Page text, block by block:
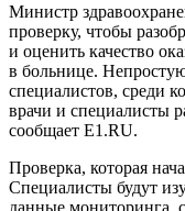
Министр
проверку, чтобы
и оценить качество
в больнице.
специалистов, среди
врачи и специалисты
сообщает E1.RU.
Проверка, которая
Специалисты будут
данные мониторинга,